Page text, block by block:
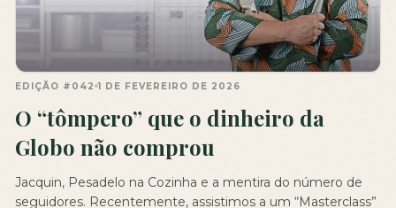
EDIÇÃO #042 1 DE FEVEREIRO DE 2026
O “tômpero” que o dinheiro da
Globo não comprou
Jacquin, Pesadelo na Cozinha e a mentira do número de
seguidores. Recentemente, assistimos a um “Masterclass”